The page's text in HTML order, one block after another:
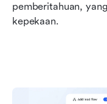
pemberitahuan,
kepekaan.